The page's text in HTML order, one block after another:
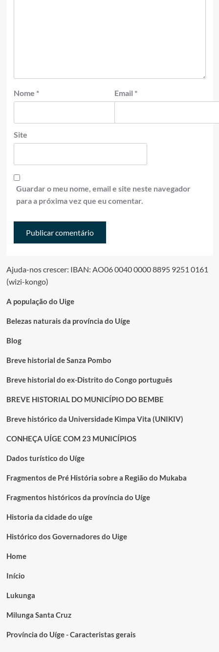
Nome * Email *
Site
Guardar o meu nome, email e site neste navegador
para a próxima vez que eu comentar.
Ajuda-nos crescer: IBAN: AO06 0040 0000 8895 9251 0161
(wizi-kongo)
A população do Uige
Belezas naturais da província do Uíge
Blog
Breve historial de Sanza Pombo
Breve historial do ex-Distrito do Congo português
BREVE HISTORIAL DO MUNICÍPIO DO BEMBE
Breve histórico da Universidade Kimpa Vita (UNIKIV)
CONHEÇA UÍGE COM 23 MUNICÍPIOS
Dados turístico do Uíge
Fragmentos de Pré História sobre a Região do Mukaba
Fragmentos históricos da província do Uíge
Historia da cidade do uíge
Histórico dos Governadores do Uige
Home
Início
Lukunga
Milunga Santa Cruz
Província do Uíge - Caracteristas gerais